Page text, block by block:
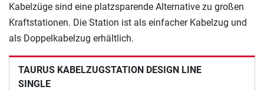
Kabelzüge sind eine platzsparende Alternative zu großen
Kraftstationen. Die Station ist als einfacher Kabelzug und
als Doppelkabelzug erhältlich.
TAURUS KABELZUGSTATION DESIGN LINE
SINGLE